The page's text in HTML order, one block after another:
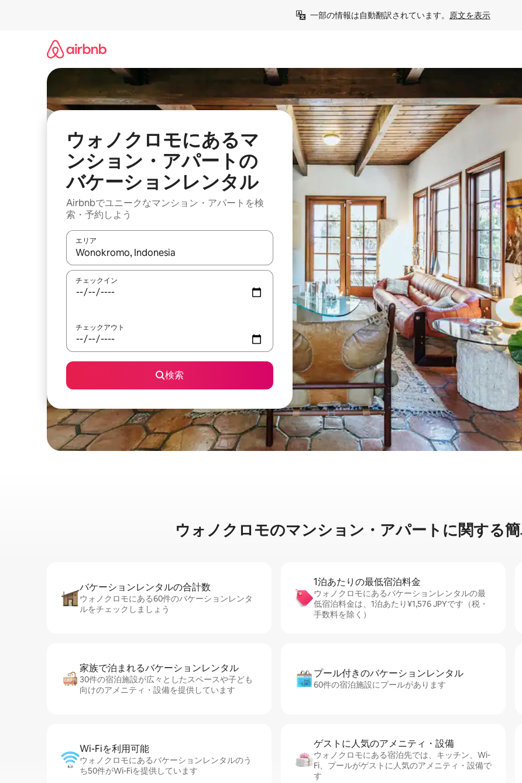
一部の情報は自動翻訳されています。 原文を表示
ウォノクロモにあるマ
ンション・アパートの
バケーションレンタル
Airbnbでユニークなマンション・アパートを検
索・予約しよう
エリア
検索結果が表示されたら、上下の矢印キーを使って移動するか、画面をタッチまたはスワイプして検索結果を確認するこ
チェックイン
チェックアウト
検索
ウォノクロモのマ⁠ン⁠シ⁠ョ⁠ン・ア⁠パ⁠ー⁠ト⁠に関⁠す⁠る
バケーションレ⁠ン⁠タ⁠ル⁠の合⁠計⁠数
ウォノクロモにある60件のバケーションレンタ
ルをチェックしましょう
1泊あたりの最⁠低⁠宿⁠泊⁠料⁠金
ウォノクロモにあるバケーションレンタルの最
低宿泊料金は、1泊あたり¥1,576 JPYです（税・
手数料を除く）
家族で泊まれるバ⁠ケ⁠ー⁠シ⁠ョ⁠ンレ⁠ン⁠タ⁠ル
30件の宿泊施設が広々としたスペースや子ども
向けのアメニティ・設備を提供しています
プール付きのバ⁠ケ⁠ー⁠シ⁠ョ⁠ンレ⁠ン⁠タ⁠ル
60件の宿泊施設にプールがあります
Wi-Fiを利⁠用⁠可⁠能
ウォノクロモにあるバケーションレンタルのう
ち50件がWi-Fiを提供しています
ゲストに人⁠気⁠のア⁠メ⁠ニ⁠テ⁠ィ・設⁠備
ウォノクロモにある宿泊先では、キッチン、Wi-
Fi、プールがゲストに人気のアメニティ・設備で
す